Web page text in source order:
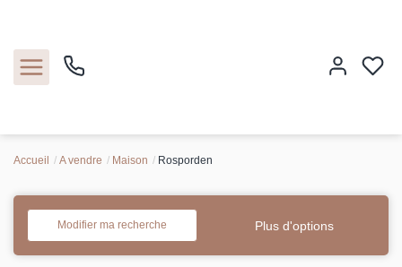
Nos biens
Accueil A vendre Maison Rosporden
Modifier ma recherche Plus d'options